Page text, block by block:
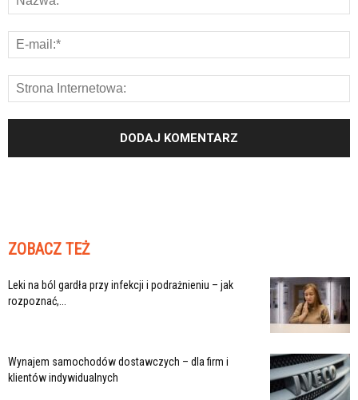
ZOBACZ TEŻ
Leki na ból gardła przy infekcji i podrażnieniu – jak
rozpoznać,...
Wynajem samochodów dostawczych – dla firm i
klientów indywidualnych